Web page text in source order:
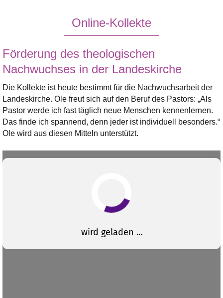
Online-Kollekte
Förderung des theologischen
Nachwuchses in der Landeskirche
Die Kollekte ist heute bestimmt für die Nachwuchsarbeit der
Landeskirche. Ole freut sich auf den Beruf des Pastors: „Als
Pastor werde ich fast täglich neue Menschen kennenlernen.
Das finde ich spannend, denn jeder ist individuell besonders.“
Ole wird aus diesen Mitteln unterstützt.